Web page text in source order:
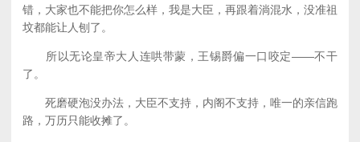
错，大家也不能把你怎么样，我是大臣，再跟着淌混水，没准祖
坟都能让人刨了。
所以无论皇帝大人连哄带蒙，王锡爵偏一口咬定——不干
了。
死磨硬泡没办法，大臣不支持，内阁不支持，唯一的亲信跑
路，万历只能收摊了。